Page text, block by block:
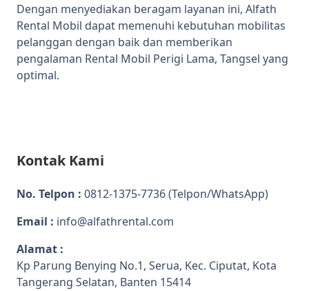
Dengan menyediakan beragam layanan ini, Alfath
Rental Mobil dapat memenuhi kebutuhan mobilitas
pelanggan dengan baik dan memberikan
pengalaman Rental Mobil Perigi Lama, Tangsel yang
optimal.
Kontak Kami
No. Telpon : 0812-1375-7736(Telpon/WhatsApp)
Email : info@alfathrental.com
Alamat :
Kp Parung Benying No.1, Serua, Kec. Ciputat, Kota
Tangerang Selatan, Banten 15414